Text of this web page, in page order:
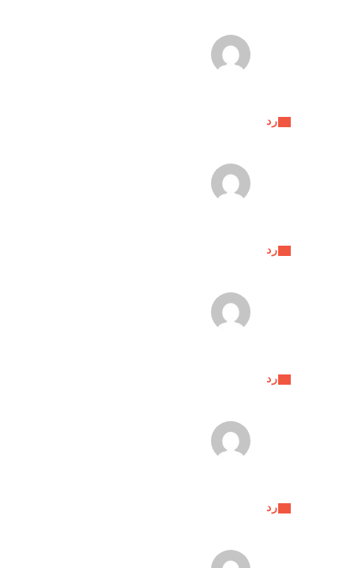
رد
رد
رد
رد